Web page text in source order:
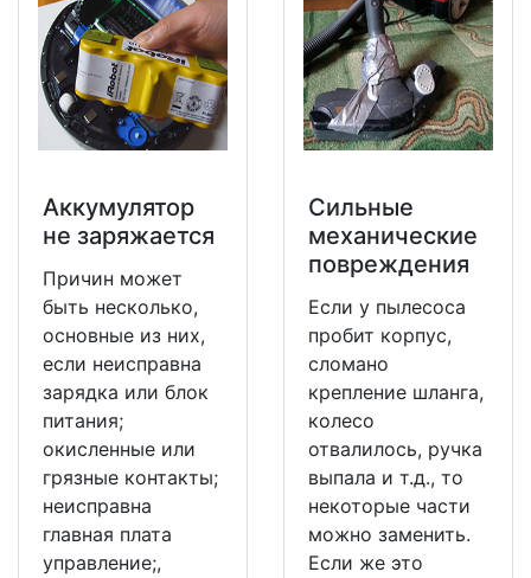
Аккумулятор
не заряжается
Причин может
быть несколько,
основные из них,
если неисправна
зарядка или блок
питания;
окисленные или
грязные контакты;
неисправна
главная плата
управление;,
Сильные
механические
повреждения
Если у пылесоса
пробит корпус,
сломано
крепление шланга,
колесо
отвалилось, ручка
выпала и т.д., то
некоторые части
можно заменить.
Если же это